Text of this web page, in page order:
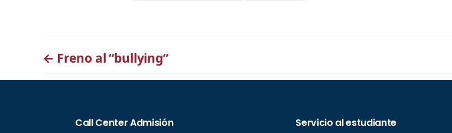
← Freno al “bullying”